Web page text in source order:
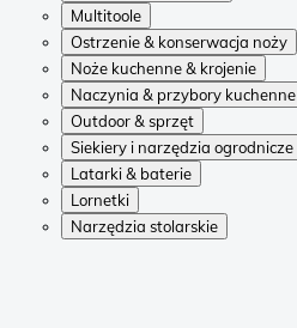
Multitoole
Ostrzenie & konserwacja noży
Noże kuchenne & krojenie
Naczynia & przybory kuchenne
Outdoor & sprzęt
Siekiery i narzędzia ogrodnicze
Latarki & baterie
Lornetki
Narzędzia stolarskie